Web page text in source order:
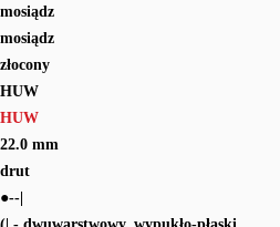
mosiądz
mosiądz
złocony
HUW
HUW
22.0 mm
drut
●--|